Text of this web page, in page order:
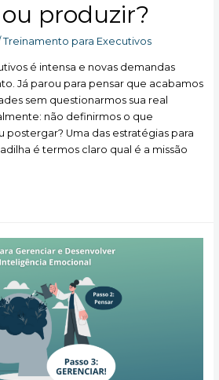
produzir?
Treinamento para Executivos
é intensa e novas demandas
Já parou para pensar que acabamos
sem questionarmos sua real
não definirmos o que
postergar? Uma das estratégias para
é termos claro qual é a missão